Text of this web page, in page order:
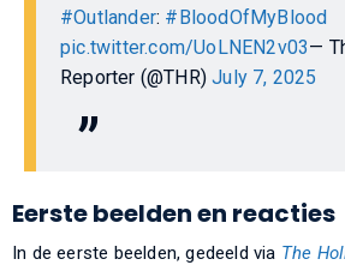
#Outlander: #BloodOfMyBlood
pic.twitter.com/UoLNEN2v03—
Reporter (@THR)July 7, 2025
Eerste beelden en reacties
In de eerste beelden, gedeeld via The